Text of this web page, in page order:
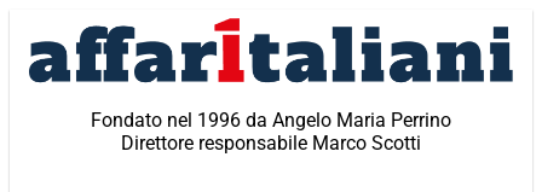
contenuto
Fondato nel 1996 da Angelo Maria Perrino
Direttore responsabile Marco Scotti